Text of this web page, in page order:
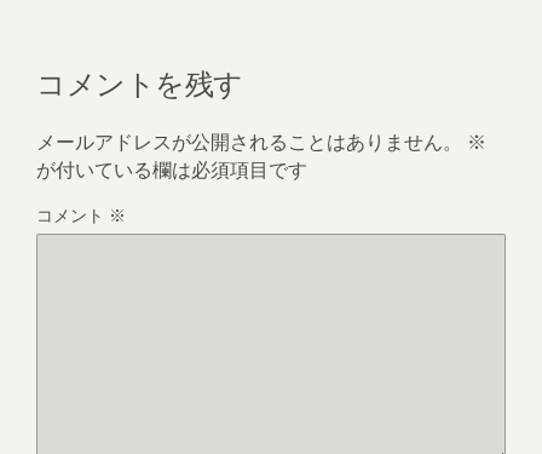
コメントを残す
メールアドレスが公開されることはありません。
※
が付いている欄は必須項目です
コメント ※